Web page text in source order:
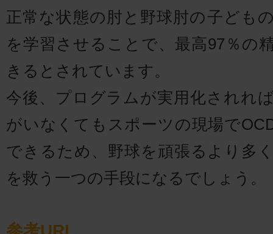
正常な状態の肘と野球肘の子ども
を学習させることで、最高97％の
きるとされています。
今後、プログラムが実用化されれ
がいなくてもスポーツの現場で
できるため、野球を頑張るより多
を救う一つの手段になるでしょう。